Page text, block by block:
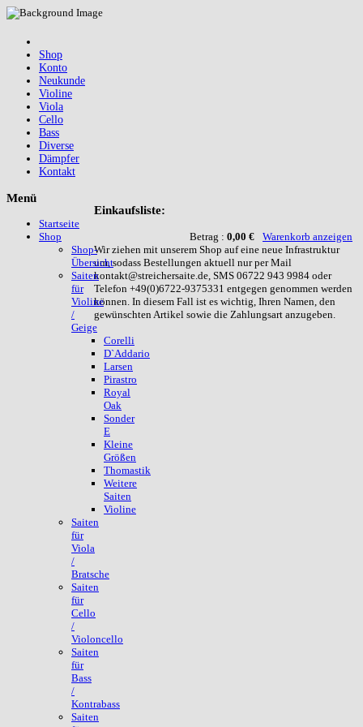
Shop
Konto
Neukunde
Violine
Viola
Cello
Bass
Diverse
Dämpfer
Kontakt
Einkaufsliste:
Betrag : 0,00 €
Warenkorb anzeigen
Wir ziehen mit unserem Shop auf eine neue Infrastruktur
um, sodass Bestellungen aktuell nur per Mail
kontakt@streichersaite.de, SMS 06722 943 9984 oder
Telefon +49(0)6722-9375331 entgegen genommen werden
können. In diesem Fall ist es wichtig, Ihren Namen, den
gewünschten Artikel sowie die Zahlungsart anzugeben.
Menü
Startseite
Shop
Shop-
Übersicht
Saiten
für
Violine
/
Geige
Corelli
D`Addario
Larsen
Pirastro
Royal
Oak
Sonder
E
Kleine
Größen
Thomastik
Weitere
Saiten
Violine
Saiten
für
Viola
/
Bratsche
Saiten
für
Cello
/
Violoncello
Saiten
für
Bass
/
Kontrabass
Saiten